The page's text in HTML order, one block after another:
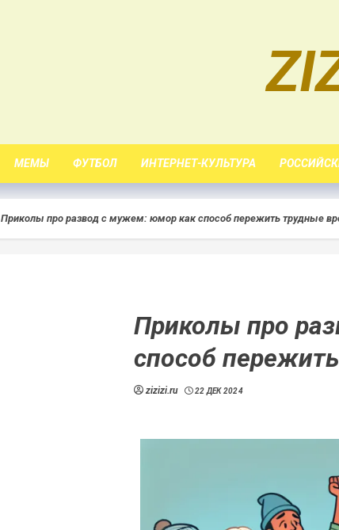
МЕМЫ ФУТБОЛ ИНТЕРНЕТ-КУЛЬТУРА
Приколы про развод с мужем: юмор как способ пережить трудные
Приколы про
способ
zizizi.ru 22 ДЕК 2024